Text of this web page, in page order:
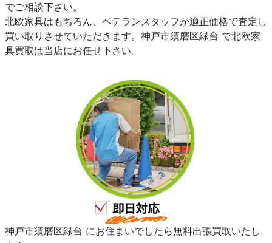
でご相談下さい。
北欧家具はもちろん、ベテランスタッフが適正価格で査定し
買い取りさせていただきます。神戸市須磨区緑台 で北欧家
具買取は当店にお任せ下さい。
神戸市須磨区緑台 にお住まいでしたら無料出張買取いたし